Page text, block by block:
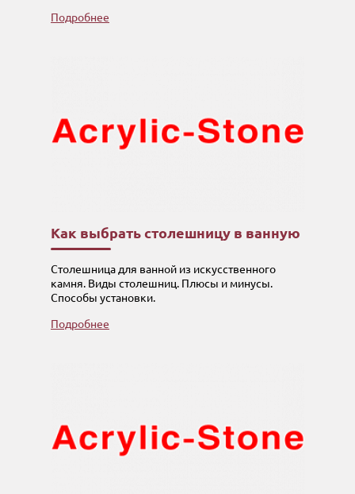
Подробнее
Как выбрать столешницу в ванную
Столешница для ванной из искусственного
камня. Виды столешниц. Плюсы и минусы.
Способы установки.
Подробнее